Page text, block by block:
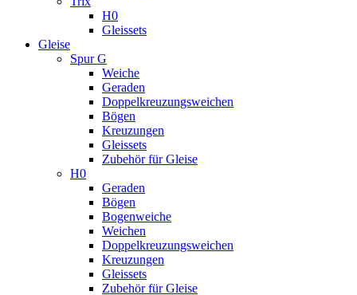
H0
Gleissets
Gleise
Spur G
Weiche
Geraden
Doppelkreuzungsweichen
Bögen
Kreuzungen
Gleissets
Zubehör für Gleise
H0
Geraden
Bögen
Bogenweiche
Weichen
Doppelkreuzungsweichen
Kreuzungen
Gleissets
Zubehör für Gleise